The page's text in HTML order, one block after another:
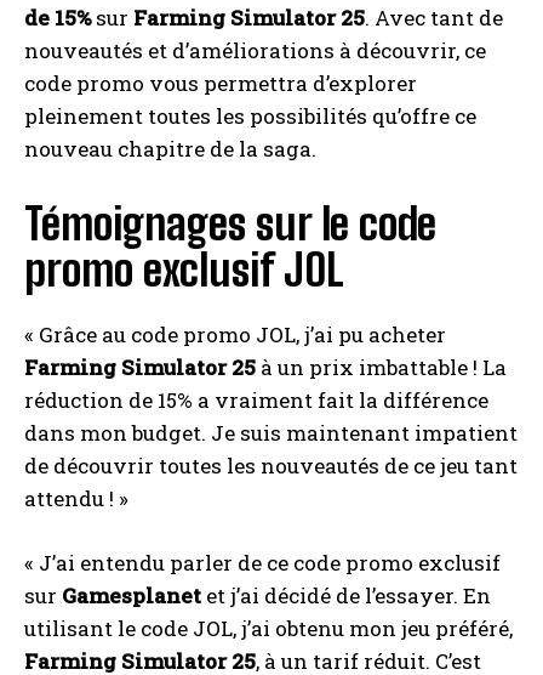
de 15%sur Farming Simulator 25. Avec tant de
nouveautés et d’améliorations à découvrir, ce
code promo vous permettra d’explorer
pleinement toutes les possibilités qu’offre ce
nouveau chapitre de la saga.
Témoignages sur le code
promo exclusif JOL
« Grâce au code promo JOL, j’ai pu acheter
Farming Simulator 25 à un prix imbattable ! La
réduction de 15% a vraiment fait la différence
dans mon budget. Je suis maintenant impatient
de découvrir toutes les nouveautés de ce jeu tant
attendu ! »
« J’ai entendu parler de ce code promo exclusif
sur Gamesplanet et j’ai décidé de l’essayer. En
utilisant le code JOL, j’ai obtenu mon jeu préféré,
Farming Simulator 25, à un tarif réduit. C’est